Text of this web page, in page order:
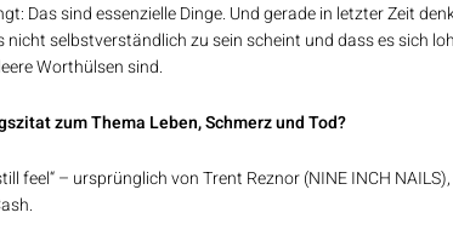
Das sind essenzielle Dinge. Und gerade in letzter Zeit
nicht selbstverständlich zu sein scheint und dass es sich
Worthülsen sind.
zum Thema Leben, Schmerz und Tod?
feel“ – ursprünglich von Trent Reznor (NINE INCH NAILS),